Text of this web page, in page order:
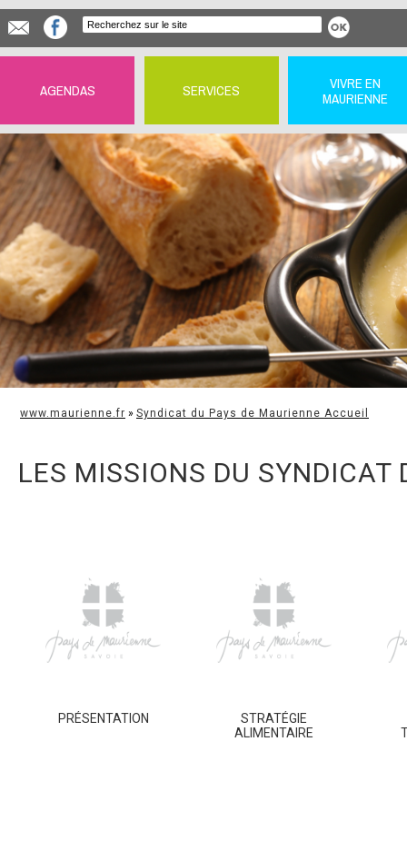
AGENDAS SERVICES
VIVRE EN
MAURIENNE
www.maurienne.fr » Syndicat du Pays de Maurienne Accueil
LES MISSIONS DU SYNDICAT
PRÉSENTATION
STRATÉGIE
ALIMENTAIRE